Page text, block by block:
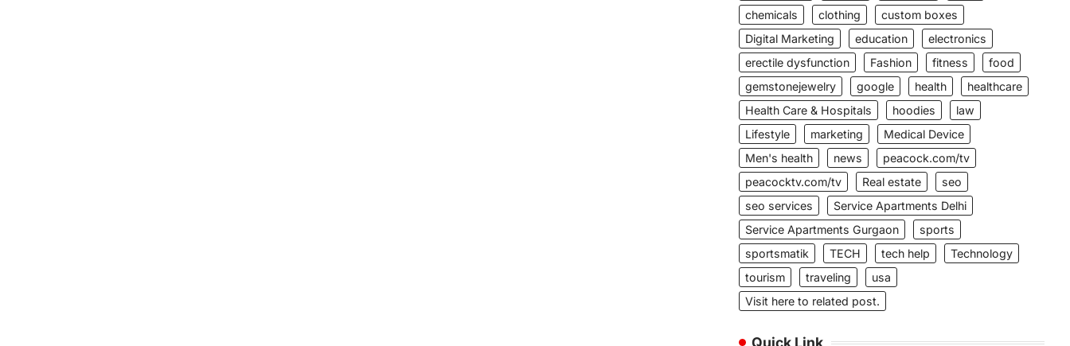
chemicals
clothing
custom boxes
Digital Marketing
education
electronics
erectile dysfunction
Fashion fitness
food
gemstonejewelry
google health
healthcare
Health Care & Hospitals
hoodies
law
Lifestyle
marketing
Medical Device
Men's health
news
peacock.com/tv
peacocktv.com/tv
Real estate
seo
seo services
Service Apartments Delhi
Service Apartments Gurgaon
sports
sportsmatik
TECH tech help
Technology
tourism
traveling
usa
Visit here to related post.
Quick Link